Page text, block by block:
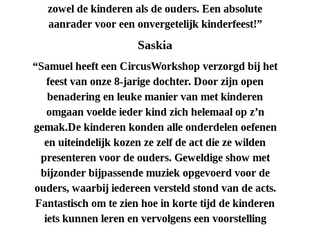
zowel de kinderen als de ouders. Een absolute
aanrader voor een onvergetelijk kinderfeest!”
Saskia
“Samuel heeft een CircusWorkshop verzorgd bij het
feest van onze 8-jarige dochter. Door zijn open
benadering en leuke manier van met kinderen
omgaan voelde ieder kind zich helemaal op z’n
gemak.De kinderen konden alle onderdelen oefenen
en uiteindelijk kozen ze zelf de act die ze wilden
presenteren voor de ouders. Geweldige show met
bijzonder bijpassende muziek opgevoerd voor de
ouders, waarbij iedereen versteld stond van de acts.
Fantastisch om te zien hoe in korte tijd de kinderen
iets kunnen leren en vervolgens een voorstelling